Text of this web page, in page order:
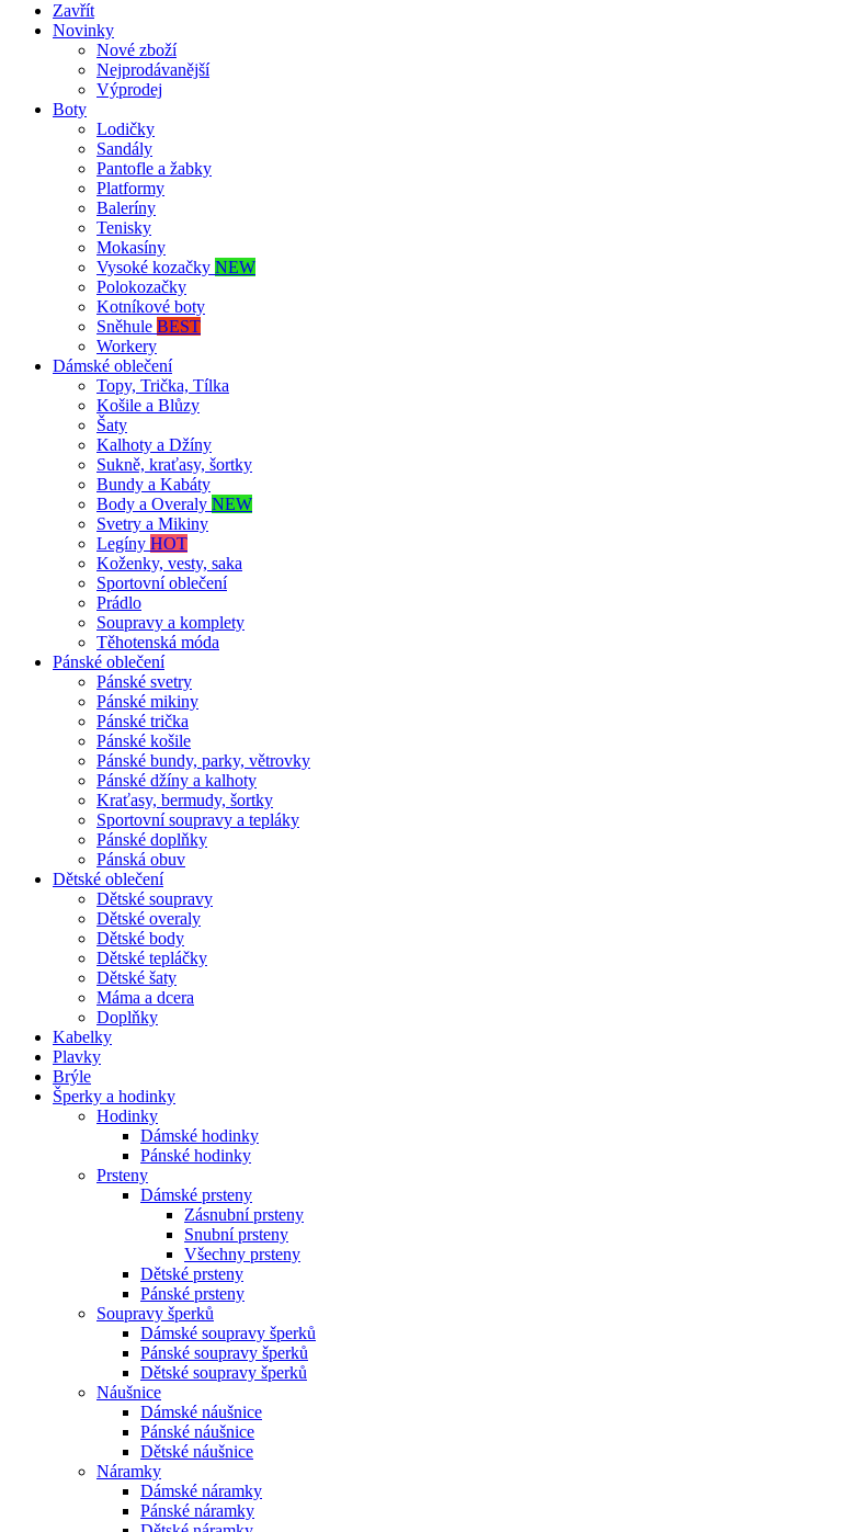
Zavřít
Novinky
Nové zboží
Nejprodávanější
Výprodej
Boty
Lodičky
Sandály
Pantofle a žabky
Platformy
Baleríny
Tenisky
Mokasíny
Vysoké kozačky NEW
Polokozačky
Kotníkové boty
Sněhule BEST
Workery
Dámské oblečení
Topy, Trička, Tílka
Košile a Blůzy
Šaty
Kalhoty a Džíny
Sukně, kraťasy, šortky
Bundy a Kabáty
Body a Overaly NEW
Svetry a Mikiny
Legíny HOT
Koženky, vesty, saka
Sportovní oblečení
Prádlo
Soupravy a komplety
Těhotenská móda
Pánské oblečení
Pánské svetry
Pánské mikiny
Pánské trička
Pánské košile
Pánské bundy, parky, větrovky
Pánské džíny a kalhoty
Kraťasy, bermudy, šortky
Sportovní soupravy a tepláky
Pánské doplňky
Pánská obuv
Dětské oblečení
Dětské soupravy
Dětské overaly
Dětské body
Dětské tepláčky
Dětské šaty
Máma a dcera
Doplňky
Kabelky
Plavky
Brýle
Šperky a hodinky
Hodinky
Dámské hodinky
Pánské hodinky
Prsteny
Dámské prsteny
Zásnubní prsteny
Snubní prsteny
Všechny prsteny
Dětské prsteny
Pánské prsteny
Soupravy šperků
Dámské soupravy šperků
Pánské soupravy šperků
Dětské soupravy šperků
Náušnice
Dámské náušnice
Pánské náušnice
Dětské náušnice
Náramky
Dámské náramky
Pánské náramky